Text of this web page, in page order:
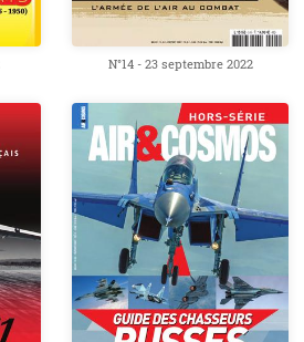
N°14 - 23 septembre 2022